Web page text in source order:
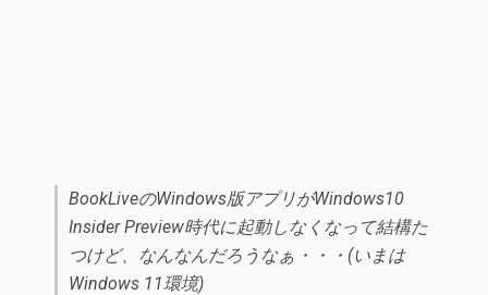
BookLiveのWindows版アプリがWindows10
Insider Preview時代に起動しなくなって結構た
つけど、なんなんだろうなぁ・・・(いまは
Windows 11環境)